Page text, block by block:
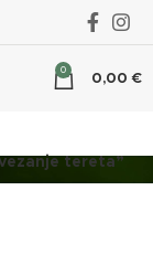
0
0,00€
tereta”